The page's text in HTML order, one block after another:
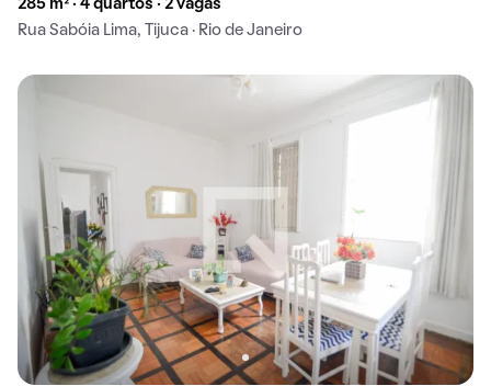
285 m² · 4 quartos · 2 vagas
Rua Sabóia Lima, Tijuca · Rio de Janeiro